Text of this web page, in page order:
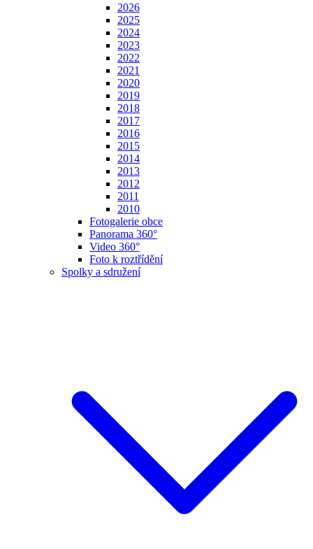
2026
2025
2024
2023
2022
2021
2020
2019
2018
2017
2016
2015
2014
2013
2012
2011
2010
Fotogalerie obce
Panorama 360°
Video 360°
Foto k roztřídění
Spolky a sdružení